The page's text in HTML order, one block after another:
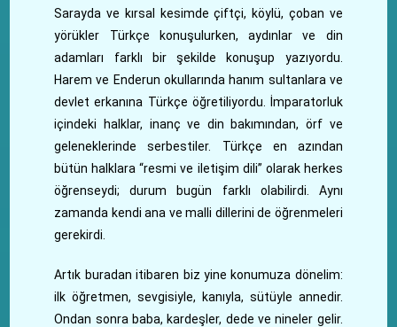
Sarayda ve kırsal kesimde çiftçi, köylü, çoban ve
yörükler Türkçe konuşulurken, aydınlar ve din
adamları farklı bir şekilde konuşup yazıyordu.
Harem ve Enderun okullarında hanım sultanlara ve
devlet erkanına Türkçe öğretiliyordu. İmparatorluk
içindeki halklar, inanç ve din bakımından, örf ve
geleneklerinde serbestiler. Türkçe en azından
bütün halklara “resmi ve iletişim dili” olarak herkes
öğrenseydi; durum bugün farklı olabilirdi. Aynı
zamanda kendi ana ve malli dillerini de öğrenmeleri
gerekirdi.
Artık buradan itibaren biz yine konumuza dönelim:
ilk öğretmen, sevgisiyle, kanıyla, sütüyle annedir.
Ondan sonra baba, kardeşler, dede ve nineler gelir.